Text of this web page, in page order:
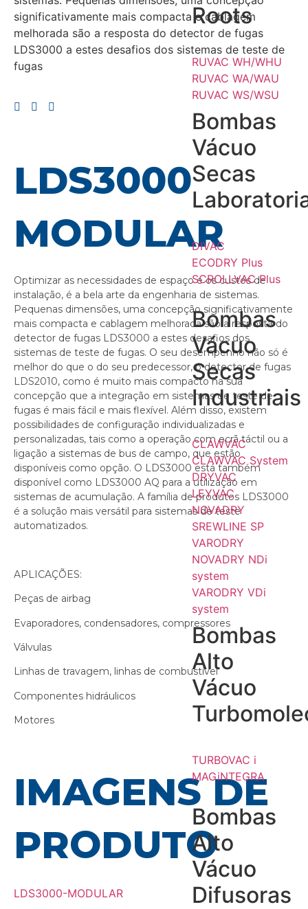
Roots
RUVAC WH/WHU
RUVAC WA/WAU
RUVAC WS/WSU
Bombas
Vácuo
Secas
DIVAC
ECODRY Plus
SCROLLVAC Plus
Bombas
Vácuo
Secas
Industriais
CLAWVAC
CLAWVAC System
DRYVAC
LEYVAC
NOVADRY
SREWLINE SP
VARODRY
NOVADRY NDi
system
VARODRY VDi
system
Bombas
Alto
Vácuo
TURBOVAC i
MAGiNTEGRA
Bombas
Alto
Vácuo
Difusoras
significativamente mais compacta e cablagem
melhorada são a resposta do detector de fugas
LDS3000 a estes desafios dos sistemas de teste de
fugas
LDS3000
MODULAR
Optimizar as necessidades de espaço e os custos de
instalação, é a bela arte da engenharia de sistemas.
Pequenas dimensões, uma concepção significativamente
mais compacta e cablagem melhorada são a resposta do
detector de fugas LDS3000 a estes desafios dos
sistemas de teste de fugas. O seu desempenho não só é
melhor do que o do seu predecessor, o detector de fugas
LDS2010, como é muito mais compacto na sua
concepção que a integração em sistemas de teste de
fugas é mais fácil e mais flexível. Além disso, existem
possibilidades de configuração individualizadas e
personalizadas, tais como a operação com ecrã táctil ou a
ligação a sistemas de bus de campo, que estão
disponíveis como opção. O LDS3000 está também
disponível como LDS3000 AQ para a utilização em
sistemas de acumulação. A família de produtos LDS3000
é a solução mais versátil para sistemas de teste
automatizados.
APLICAÇÕES:
Peças de airbag
Evaporadores, condensadores, compressores
Válvulas
Linhas de travagem, linhas de combustível
Componentes hidráulicos
Motores
IMAGENS DE
PRODUTO
LDS3000-MODULAR